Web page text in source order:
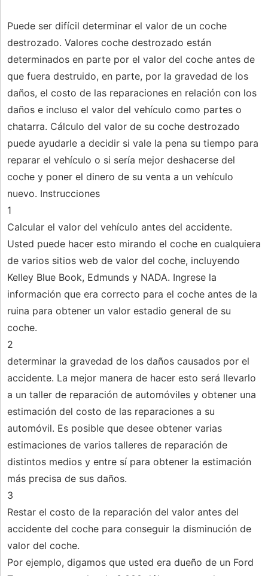
Puede ser difícil determinar el valor de un coche
destrozado. Valores coche destrozado están
determinados en parte por el valor del coche antes de
que fuera destruido, en parte, por la gravedad de los
daños, el costo de las reparaciones en relación con los
daños e incluso el valor del vehículo como partes o
chatarra. Cálculo del valor de su coche destrozado
puede ayudarle a decidir si vale la pena su tiempo para
reparar el vehículo o si sería mejor deshacerse del
coche y poner el dinero de su venta a un vehículo
nuevo. Instrucciones
1
Calcular el valor del vehículo antes del accidente.
Usted puede hacer esto mirando el coche en cualquiera
de varios sitios web de valor del coche, incluyendo
Kelley Blue Book, Edmunds y NADA. Ingrese la
información que era correcto para el coche antes de la
ruina para obtener un valor estadio general de su
coche.
2
determinar la gravedad de los daños causados ​​por el
accidente. La mejor manera de hacer esto será llevarlo
a un taller de reparación de automóviles y obtener una
estimación del costo de las reparaciones a su
automóvil. Es posible que desee obtener varias
estimaciones de varios talleres de reparación de
distintos medios y entre sí para obtener la estimación
más precisa de sus daños.
3
Restar el costo de la reparación del valor antes del
accidente del coche para conseguir la disminución de
valor del coche.
Por ejemplo, digamos que usted era dueño de un Ford